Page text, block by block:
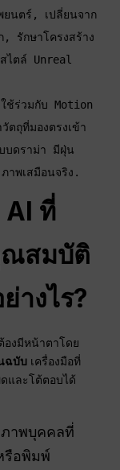
ยนตร์, เปลี่ยนจาก
, รักษาโครงสร้าง
ไตล์ Unreal
ช้ร่วมกับ Motion
ถุที่มองตรงเข้า
บดราม่า มีฝุ่น
ที่
ณสมบัติ
างไร?
องมีหน้าตาโดย
ฉบับ เครื่องมือที่
และโต้ตอบได้
าพบุคคลที่
รือพิมพ์